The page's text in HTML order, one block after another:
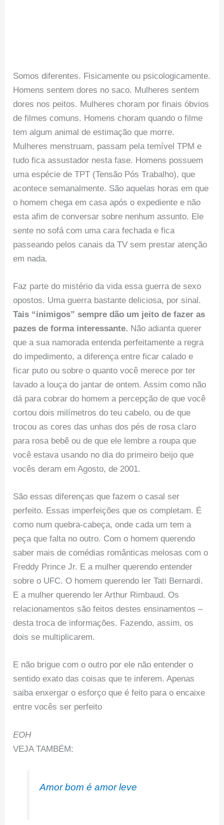
Somos diferentes. Fisicamente ou psicologicamente.
Homens sentem dores no saco. Mulheres sentem
dores nos peitos. Mulheres choram por finais óbvios
de filmes comuns. Homens choram quando o filme
tem algum animal de estimação que morre.
Mulheres menstruam, passam pela temível TPM e
tudo fica assustador nesta fase. Homens possuem
uma espécie de TPT (Tensão Pós Trabalho), que
acontece semanalmente. São aquelas horas em que
o homem chega em casa após o expediente e não
esta afim de conversar sobre nenhum assunto. Ele
sente no sofá com uma cara fechada e fica
passeando pelos canais da TV sem prestar atenção
em nada.
Faz parte do mistério da vida essa guerra de sexo
opostos. Uma guerra bastante deliciosa, por sinal.
Tais “inimigos” sempre dão um jeito de fazer as
pazes de forma interessante. Não adianta querer
que a sua namorada entenda perfeitamente a regra
do impedimento, a diferença entre ficar calado e
ficar puto ou sobre o quanto você merece por ter
lavado a louça do jantar de ontem. Assim como não
dá para cobrar do homem a percepção de que você
cortou dois milímetros do teu cabelo, ou de que
trocou as cores das unhas dos pés de rosa claro
para rosa bebê ou de que ele lembre a roupa que
você estava usando no dia do primeiro beijo que
vocês deram em Agosto, de 2001.
São essas diferenças que fazem o casal ser
perfeito. Essas imperfeições que os completam. É
como num quebra-cabeça, onde cada um tem a
peça que falta no outro. Com o homem querendo
saber mais de comédias românticas melosas com o
Freddy Prince Jr. E a mulher querendo entender
sobre o UFC. O homem querendo ler Tati Bernardi.
E a mulher querendo ler Arthur Rimbaud. Os
relacionamentos são feitos destes ensinamentos –
desta troca de informações. Fazendo, assim, os
dois se multiplicarem.
E não brigue com o outro por ele não entender o
sentido exato das coisas que te inferem. Apenas
saiba enxergar o esforço que é feito para o encaixe
entre vocês ser perfeito
EOH
VEJA TAMBÉM:
Amor bom é amor leve